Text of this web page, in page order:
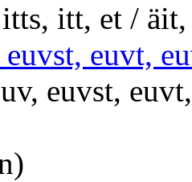
itt, et / äit,
euvt,
euvst,